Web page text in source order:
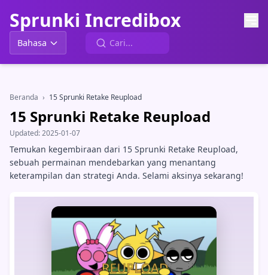
Sprunki Incredibox
Bahasa
Beranda › 15 Sprunki Retake Reupload
15 Sprunki Retake Reupload
Updated:2025-01-07
Temukan kegembiraan dari 15 Sprunki Retake Reupload,
sebuah permainan mendebarkan yang menantang
keterampilan dan strategi Anda. Selami aksinya sekarang!